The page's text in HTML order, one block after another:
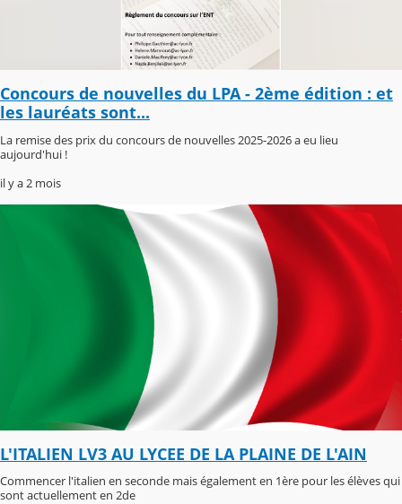
Concours de nouvelles du LPA - 2ème édition : et
les lauréats sont...
La remise des prix du concours de nouvelles 2025-2026 a eu lieu
aujourd'hui !
il y a 2 mois
L'ITALIEN LV3 AU LYCEE DE LA PLAINE DE L'AIN
Commencer l'italien en seconde mais également en 1ère pour les élèves qui
sont actuellement en 2de